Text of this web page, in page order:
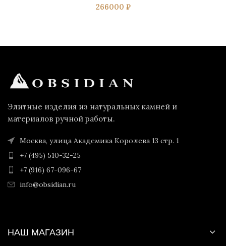
266000 ₽
Элитные изделия из натуральных камней и
материалов ручной работы.
Москва, улица Академика Королева 13 стр. 1
+7 (495) 510-32-25
+7 (916) 67-096-67
info@obsidian.ru
НАШ МАГАЗИН